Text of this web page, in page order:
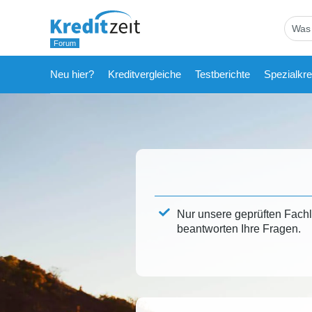
Neu hier? Kreditvergleiche Testberichte
Nur unsere geprüften
beantworten Ihre Fragen.